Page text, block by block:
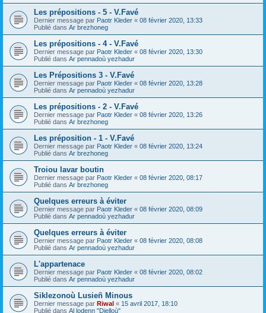
Les prépositions - 5 - V.Favé
Dernier message par Paotr Kleder « 08 février 2020, 13:33
Publié dans Ar brezhoneg
Les prépositions - 4 - V.Favé
Dernier message par Paotr Kleder « 08 février 2020, 13:30
Publié dans Ar pennadoù yezhadur
Les Prépositions 3 - V.Favé
Dernier message par Paotr Kleder « 08 février 2020, 13:28
Publié dans Ar pennadoù yezhadur
Les prépositions - 2 - V.Favé
Dernier message par Paotr Kleder « 08 février 2020, 13:26
Publié dans Ar brezhoneg
Les préposition - 1 - V.Favé
Dernier message par Paotr Kleder « 08 février 2020, 13:24
Publié dans Ar brezhoneg
Troiou lavar boutin
Dernier message par Paotr Kleder « 08 février 2020, 08:17
Publié dans Ar brezhoneg
Quelques erreurs à éviter
Dernier message par Paotr Kleder « 08 février 2020, 08:09
Publié dans Ar pennadoù yezhadur
Quelques erreurs à éviter
Dernier message par Paotr Kleder « 08 février 2020, 08:08
Publié dans Ar pennadoù yezhadur
L'appartenace
Dernier message par Paotr Kleder « 08 février 2020, 08:02
Publié dans Ar pennadoù yezhadur
Siklezonoù Lusieñ Minous
Dernier message par Riwal « 15 avril 2017, 18:10
Publié dans Al lodenn "Dielloù"